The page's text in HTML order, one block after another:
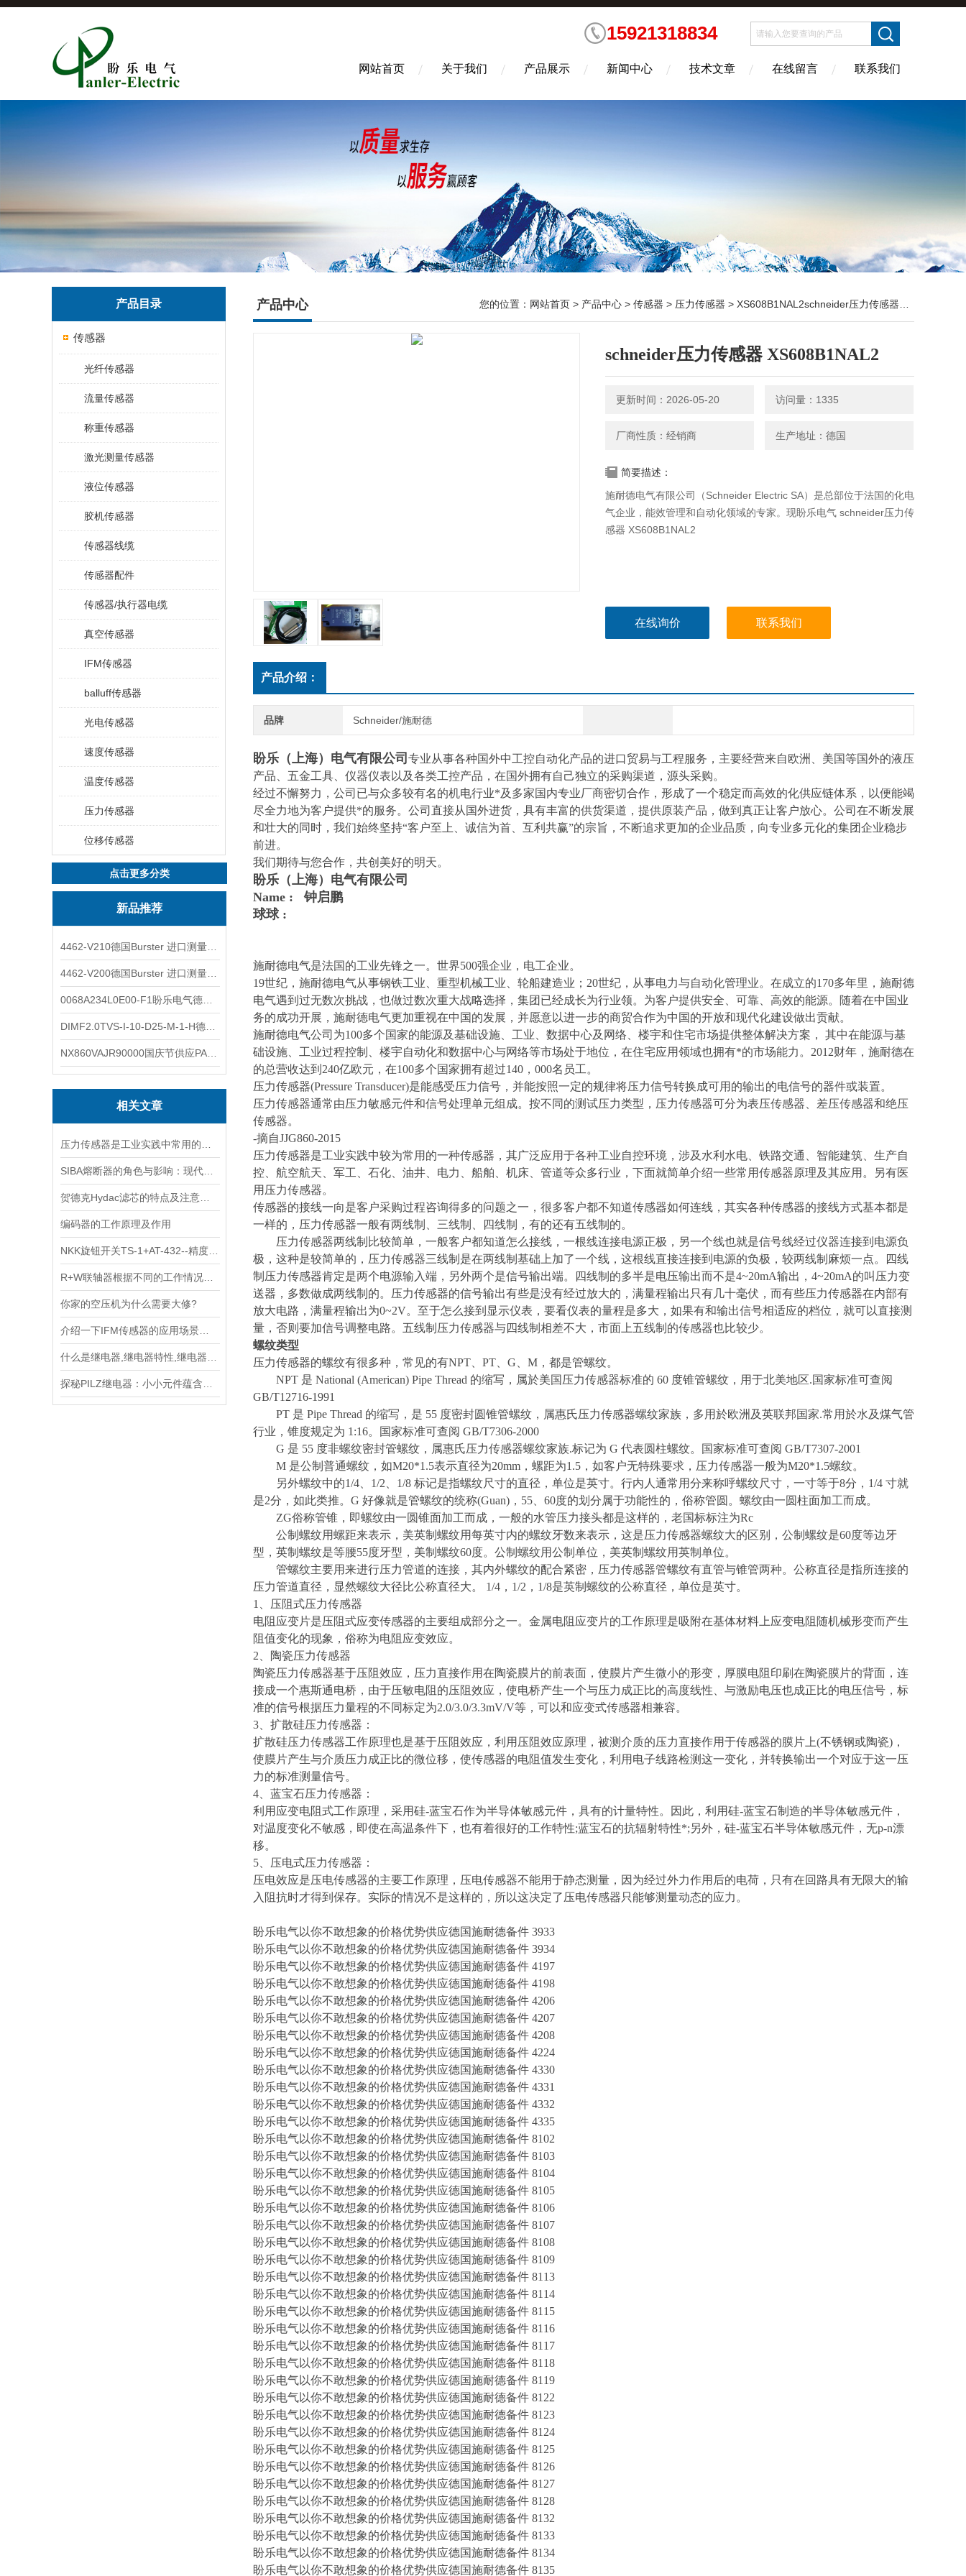
15921318834
网站首页 关于我们 产品展示 新闻中心 技术文章 在线留言 联系我们
产品目录
传感器
光纤传感器
流量传感器
称重传感器
激光测量传感器
液位传感器
胶机传感器
传感器线缆
传感器配件
传感器/执行器电缆
真空传感器
IFM传感器
balluff传感器
光电传感器
速度传感器
温度传感器
压力传感器
位移传感器
点击更多分类
新品推荐
相关文章
编码器的工作原理及作用
你家的空压机为什么需要大修?
产品中心 您的位置： 网站首页 > 产品中心 > 传感器 > 压力传感器 > XS608B1NAL2schneider压力传感器 XS608B1NAL2
schneider压力传感器 XS608B1NAL2
更新时间：2026-05-20 访问量：1335
厂商性质：经销商 生产地址：德国
简要描述：
施耐德电气有限公司（Schneider Electric SA）是总部位于法国的化电
气企业，能效管理和自动化领域的专家。现盼乐电气 schneider压力传
感器 XS608B1NAL2
在线询价 联系我们
产品介绍：
品牌 Schneider/施耐德
盼乐（上海）电气有限公司 专业从事各种国外中工控自动化产品的进口贸易与工程服务，主要经营来自欧洲、美国等国外的液压
产品、五金工具、仪器仪表以及各类工控产品，在国外拥有自己独立的采购渠道，源头采购。
经过不懈努力，公司已与众多较有名的机电行业*及多家国内专业厂商密切合作，形成了一个稳定而高效的化供应链体系，以便能竭
尽全力地为客户提供*的服务。公司直接从国外进货，具有丰富的供货渠道，提供原装产品，做到真正让客户放心。公司在不断发展
和壮大的同时，我们始终坚持“客户至上、诚信为首、互利共赢”的宗旨，不断追求更加的企业品质，向专业多元化的集团企业稳步
前进。
我们期待与您合作，共创美好的明天。
盼乐（上海）电气有限公司
Name : 钟启鹏
球球 :
施耐德电气是法国的工业先锋之一。世界500强企业，电工企业。
19世纪，施耐德电气从事钢铁工业、重型机械工业、轮船建造业；20世纪，从事电力与自动化管理业。在成立的170多年里，施耐德
电气遇到过无数次挑战，也做过数次重大战略选择，集团已经成长为行业领。为客户提供安全、可靠、高效的能源。随着在中国业
务的成功开展，施耐德电气更加重视在中国的发展，并愿意以进一步的商贸合作为中国的开放和现代化建设做出贡献。
施耐德电气公司为100多个国家的能源及基础设施、工业、数据中心及网络、楼宇和住宅市场提供整体解决方案， 其中在能源与基
础设施、工业过程控制、楼宇自动化和数据中心与网络等市场处于地位，在住宅应用领域也拥有*的市场能力。2012财年，施耐德在
的总营收达到240亿欧元，在100多个国家拥有超过140，000名员工。
压力传感器(Pressure Transducer)是能感受压力信号，并能按照一定的规律将压力信号转换成可用的输出的电信号的器件或装置。
压力传感器通常由压力敏感元件和信号处理单元组成。按不同的测试压力类型，压力传感器可分为表压传感器、差压传感器和绝压
传感器。
-摘自JJG860-2015
压力传感器是工业实践中较为常用的一种传感器，其广泛应用于各种工业自控环境，涉及水利水电、铁路交通、智能建筑、生产自
控、航空航天、军工、石化、油井、电力、船舶、机床、管道等众多行业，下面就简单介绍一些常用传感器原理及其应用。另有医
用压力传感器。
传感器的接线一向是客户采购过程咨询得多的问题之一，很多客户都不知道传感器如何连线，其实各种传感器的接线方式基本都是
一样的，压力传感器一般有两线制、三线制、四线制，有的还有五线制的。
压力传感器两线制比较简单，一般客户都知道怎么接线，一根线连接电源正极，另一个线也就是信号线经过仪器连接到电源负
极，这种是较简单的，压力传感器三线制是在两线制基础上加了一个线，这根线直接连接到电源的负极，较两线制麻烦一点。四线
制压力传感器肯定是两个电源输入端，另外两个是信号输出端。四线制的多半是电压输出而不是4~20mA输出，4~20mA的叫压力变
送器，多数做成两线制的。压力传感器的信号输出有些是没有经过放大的，满量程输出只有几十毫伏，而有些压力传感器在内部有
放大电路，满量程输出为0~2V。至于怎么接到显示仪表，要看仪表的量程是多大，如果有和输出信号相适应的档位，就可以直接测
量，否则要加信号调整电路。五线制压力传感器与四线制相差不大，市面上五线制的传感器也比较少。
螺纹类型
压力传感器的螺纹有很多种，常见的有NPT、PT、G、M，都是管螺纹。
NPT 是 National (American) Pipe Thread 的缩写，属於美国压力传感器标准的 60 度锥管螺纹，用于北美地区.国家标准可查阅
GB/T12716-1991
PT 是 Pipe Thread 的缩写，是 55 度密封圆锥管螺纹，属惠氏压力传感器螺纹家族，多用於欧洲及英联邦国家.常用於水及煤气管
行业，锥度规定为 1:16。国家标准可查阅 GB/T7306-2000
G 是 55 度非螺纹密封管螺纹，属惠氏压力传感器螺纹家族.标记为 G 代表圆柱螺纹。国家标准可查阅 GB/T7307-2001
M 是公制普通螺纹，如M20*1.5表示直径为20mm，螺距为1.5，如客户无特殊要求，压力传感器一般为M20*1.5螺纹。
另外螺纹中的1/4、1/2、1/8 标记是指螺纹尺寸的直径，单位是英寸。行内人通常用分来称呼螺纹尺寸，一寸等于8分，1/4 寸就
是2分，如此类推。G 好像就是管螺纹的统称(Guan)，55、60度的划分属于功能性的，俗称管圆。螺纹由一圆柱面加工而成。
ZG俗称管锥，即螺纹由一圆锥面加工而成，一般的水管压力接头都是这样的，老国标标注为Rc
公制螺纹用螺距来表示，美英制螺纹用每英寸内的螺纹牙数来表示，这是压力传感器螺纹大的区别，公制螺纹是60度等边牙
型，英制螺纹是等腰55度牙型，美制螺纹60度。公制螺纹用公制单位，美英制螺纹用英制单位。
管螺纹主要用来进行压力管道的连接，其内外螺纹的配合紧密，压力传感器管螺纹有直管与锥管两种。公称直径是指所连接的
压力管道直径，显然螺纹大径比公称直径大。 1/4，1/2，1/8是英制螺纹的公称直径，单位是英寸。
1、压阻式压力传感器
电阻应变片是压阻式应变传感器的主要组成部分之一。金属电阻应变片的工作原理是吸附在基体材料上应变电阻随机械形变而产生
阻值变化的现象，俗称为电阻应变效应。
2、陶瓷压力传感器
陶瓷压力传感器基于压阻效应，压力直接作用在陶瓷膜片的前表面，使膜片产生微小的形变，厚膜电阻印刷在陶瓷膜片的背面，连
接成一个惠斯通电桥，由于压敏电阻的压阻效应，使电桥产生一个与压力成正比的高度线性、与激励电压也成正比的电压信号，标
准的信号根据压力量程的不同标定为2.0/3.0/3.3mV/V等，可以和应变式传感器相兼容。
3、扩散硅压力传感器：
扩散硅压力传感器工作原理也是基于压阻效应，利用压阻效应原理，被测介质的压力直接作用于传感器的膜片上(不锈钢或陶瓷)，
使膜片产生与介质压力成正比的微位移，使传感器的电阻值发生变化，利用电子线路检测这一变化，并转换输出一个对应于这一压
力的标准测量信号。
4、蓝宝石压力传感器：
利用应变电阻式工作原理，采用硅-蓝宝石作为半导体敏感元件，具有的计量特性。因此，利用硅-蓝宝石制造的半导体敏感元件，
对温度变化不敏感，即使在高温条件下，也有着很好的工作特性;蓝宝石的抗辐射特性*;另外，硅-蓝宝石半导体敏感元件，无p-n漂
移。
5、压电式压力传感器：
压电效应是压电传感器的主要工作原理，压电传感器不能用于静态测量，因为经过外力作用后的电荷，只有在回路具有无限大的输
入阻抗时才得到保存。实际的情况不是这样的，所以这决定了压电传感器只能够测量动态的应力。
盼乐电气以你不敢想象的价格优势供应德国施耐德备件 3933
盼乐电气以你不敢想象的价格优势供应德国施耐德备件 3934
盼乐电气以你不敢想象的价格优势供应德国施耐德备件 4197
盼乐电气以你不敢想象的价格优势供应德国施耐德备件 4198
盼乐电气以你不敢想象的价格优势供应德国施耐德备件 4206
盼乐电气以你不敢想象的价格优势供应德国施耐德备件 4207
盼乐电气以你不敢想象的价格优势供应德国施耐德备件 4208
盼乐电气以你不敢想象的价格优势供应德国施耐德备件 4224
盼乐电气以你不敢想象的价格优势供应德国施耐德备件 4330
盼乐电气以你不敢想象的价格优势供应德国施耐德备件 4331
盼乐电气以你不敢想象的价格优势供应德国施耐德备件 4332
盼乐电气以你不敢想象的价格优势供应德国施耐德备件 4335
盼乐电气以你不敢想象的价格优势供应德国施耐德备件 8102
盼乐电气以你不敢想象的价格优势供应德国施耐德备件 8103
盼乐电气以你不敢想象的价格优势供应德国施耐德备件 8104
盼乐电气以你不敢想象的价格优势供应德国施耐德备件 8105
盼乐电气以你不敢想象的价格优势供应德国施耐德备件 8106
盼乐电气以你不敢想象的价格优势供应德国施耐德备件 8107
盼乐电气以你不敢想象的价格优势供应德国施耐德备件 8108
盼乐电气以你不敢想象的价格优势供应德国施耐德备件 8109
盼乐电气以你不敢想象的价格优势供应德国施耐德备件 8113
盼乐电气以你不敢想象的价格优势供应德国施耐德备件 8114
盼乐电气以你不敢想象的价格优势供应德国施耐德备件 8115
盼乐电气以你不敢想象的价格优势供应德国施耐德备件 8116
盼乐电气以你不敢想象的价格优势供应德国施耐德备件 8117
盼乐电气以你不敢想象的价格优势供应德国施耐德备件 8118
盼乐电气以你不敢想象的价格优势供应德国施耐德备件 8119
盼乐电气以你不敢想象的价格优势供应德国施耐德备件 8122
盼乐电气以你不敢想象的价格优势供应德国施耐德备件 8123
盼乐电气以你不敢想象的价格优势供应德国施耐德备件 8124
盼乐电气以你不敢想象的价格优势供应德国施耐德备件 8125
盼乐电气以你不敢想象的价格优势供应德国施耐德备件 8126
盼乐电气以你不敢想象的价格优势供应德国施耐德备件 8127
盼乐电气以你不敢想象的价格优势供应德国施耐德备件 8128
盼乐电气以你不敢想象的价格优势供应德国施耐德备件 8132
盼乐电气以你不敢想象的价格优势供应德国施耐德备件 8133
盼乐电气以你不敢想象的价格优势供应德国施耐德备件 8134
盼乐电气以你不敢想象的价格优势供应德国施耐德备件 8135